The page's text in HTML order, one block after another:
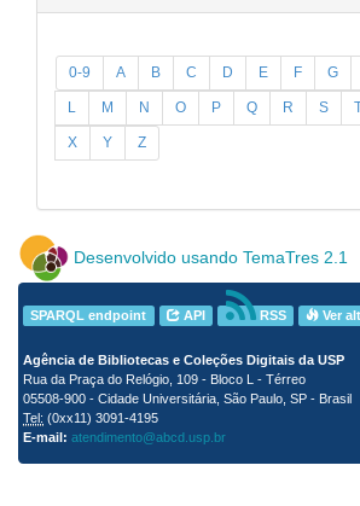
0-9 A B C D E F G
L M N O P Q R S
X Y Z
Desenvolvido usando TemaTres 2.1
SPARQL endpoint API RSS Ver
Agência de Bibliotecas e Coleções Digitais da USP
Rua da Praça do Relógio, 109 - Bloco L - Térreo
05508-900 - Cidade Universitária, São Paulo, SP - Brasil
Tel: (0xx11) 3091-4195
E-mail: atendimento@abcd.usp.br